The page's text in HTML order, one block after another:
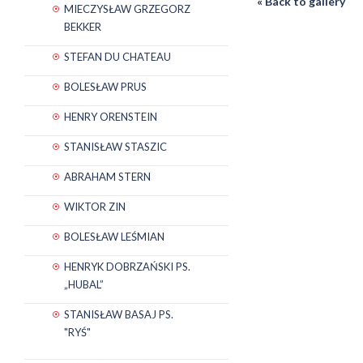
MIECZYSŁAW GRZEGORZ
BEKKER
STEFAN DU CHATEAU
BOLESŁAW PRUS
HENRY ORENSTEIN
STANISŁAW STASZIC
ABRAHAM STERN
WIKTOR ZIN
BOLESŁAW LEŚMIAN
HENRYK DOBRZAŃSKI PS.
„HUBAL”
STANISŁAW BASAJ PS.
"RYŚ"